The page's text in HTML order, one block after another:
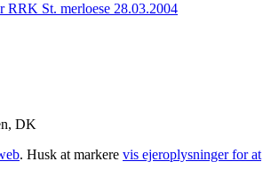
RRK St. merloese 28.03.2004
DK
. Husk at markere vis ejeroplysninger for at